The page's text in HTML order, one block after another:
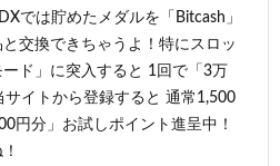
では貯めたメダルを「Bitcash」
交換できちゃうよ！特にスロッ
ード」に突入すると 1回で「3万
サイトから登録すると 通常1,500
円分」お試しポイント進呈中！